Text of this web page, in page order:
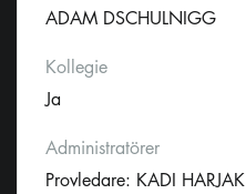
ADAM DSCHULNIGG
Kollegie
Ja
Administratörer
Provledare: KADI HARJAK